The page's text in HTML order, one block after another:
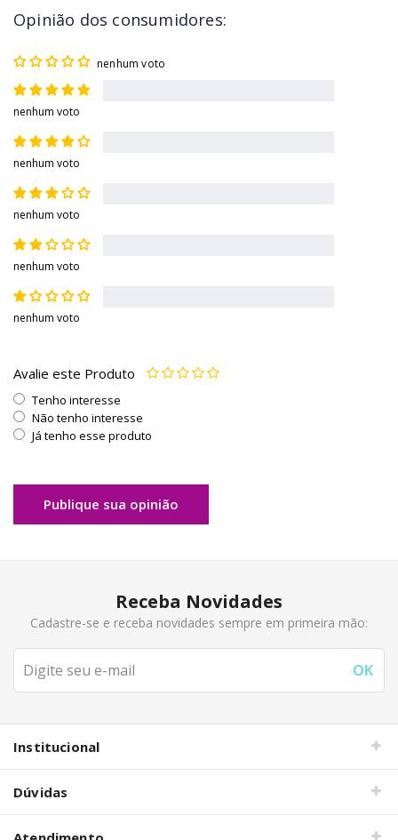
Opinião dos consumidores:
nenhum voto
nenhum voto
nenhum voto
nenhum voto
nenhum voto
nenhum voto
Avalie este Produto
Tenho interesse
Não tenho interesse
Já tenho esse produto
Publique sua opinião
Receba Novidades
Cadastre-se e receba novidades sempre em primeira mão:
Institucional
Dúvidas